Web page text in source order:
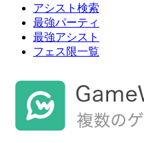
アシスト検索
最強パーティ
最強アシスト
フェス限一覧